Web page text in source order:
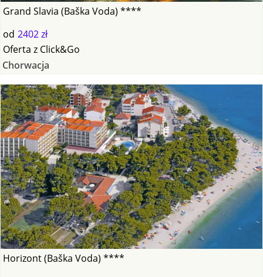
Grand Slavia (Baška Voda) ****
od 2402 zł
Oferta z Click&Go
Chorwacja
Horizont (Baška Voda) ****